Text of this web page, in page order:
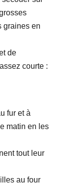
graines en
de
courte :
fur et à
matin en les
tout leur
au four